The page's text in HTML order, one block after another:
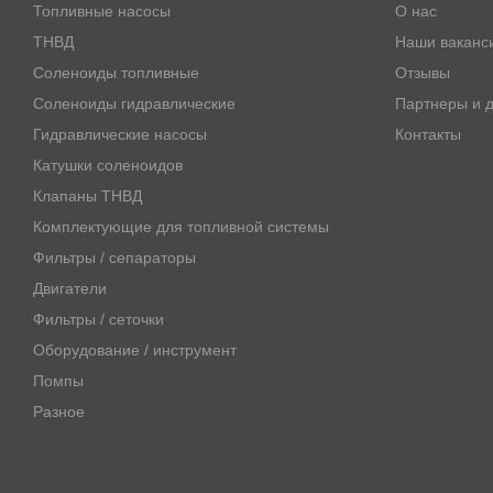
NEW HOLLAND (
TAKEUCHI (1)
TEREX (2)
THERMO KING (
VOLVO ( 5
Топливные насосы
ТНВД
Соленоиды топливные
Соленоиды гидравлические
Гидравлические насосы
Катушки соленоидов
Клапаны ТНВД
Комплектующие для топливной системы
Фильтры / сепараторы
Двигатели
Фильтры / сеточки
Оборудование / инструмент
Помпы
Разное
О нас
Наши
Отзывы
Партнеры и
Контакты